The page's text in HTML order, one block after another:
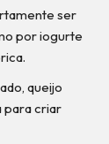
ser
por iogurte
queijo
para criar